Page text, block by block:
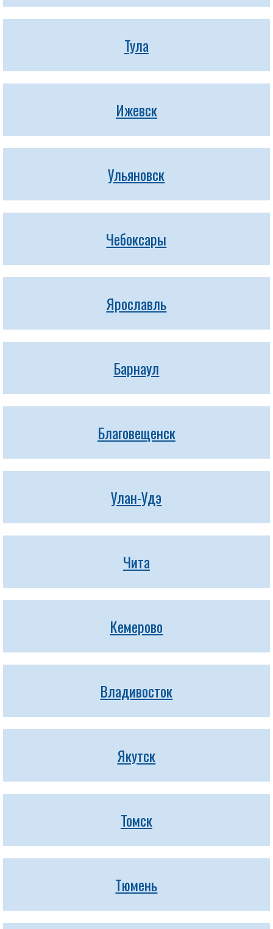
Тула
Ижевск
Ульяновск
Чебоксары
Ярославль
Барнаул
Благовещенск
Улан-Удэ
Чита
Кемерово
Владивосток
Якутск
Томск
Тюмень